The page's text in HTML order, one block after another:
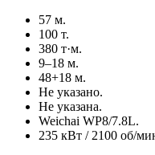
57 м.
100 т.
380 т·м.
9–18 м.
48+18 м.
Не указано.
Не указана.
Weichai WP8/7.8L.
235 кВт / 2100 об/